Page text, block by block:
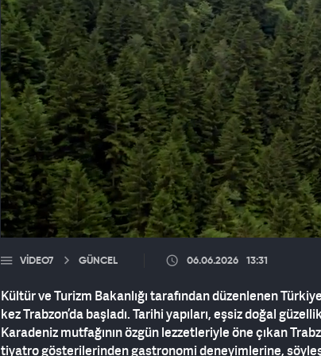
VIDEO7 GÜNCEL 06.06.2026 13:31
Kültür ve Turizm Bakanlığı tarafından düzenlenen
kez Trabzon’da başladı. Tarihi yapıları, eşsiz doğal
Karadeniz mutfağının özgün lezzetleriyle öne çıkan
tiyatro gösterilerinden gastronomi deneyimlerine,